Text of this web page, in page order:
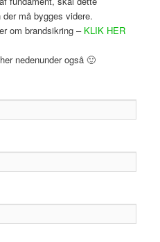
må bygges videre.
om brandsikring – KLIK HER
nedenunder også 🙂